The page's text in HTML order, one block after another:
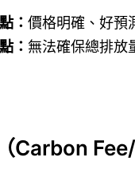
： 價格明確、好預
： 無法確保總排放
Carbon